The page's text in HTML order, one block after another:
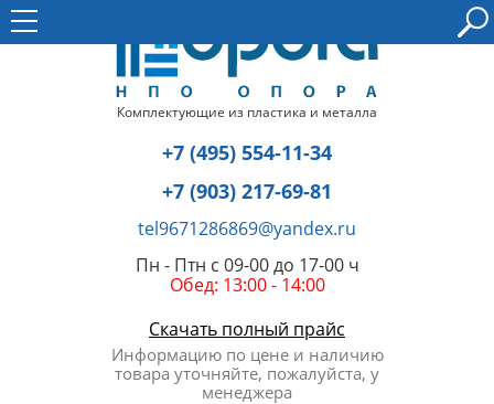
Комплектующие из пластика и металла
+7 (495) 554-11-34
+7 (903) 217-69-81
tel9671286869@yandex.ru
Пн - Птн с 09-00 до 17-00 ч
Обед: 13:00 - 14:00
Скачать полный прайс
Информацию по цене и наличию
товара уточняйте, пожалуйста, у
менеджера